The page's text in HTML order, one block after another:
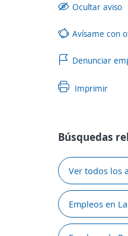
Ocultar aviso
Avísame con
Denunciar
Imprimir
Búsquedas
Ver todos los
Empleos en